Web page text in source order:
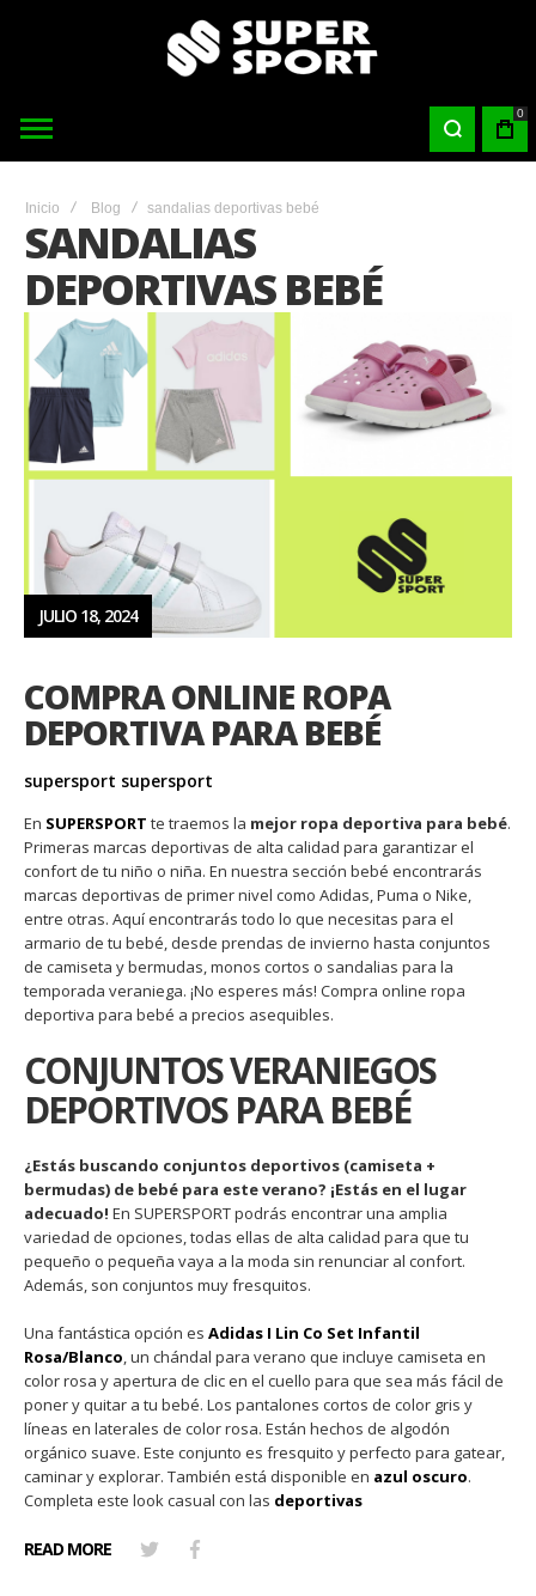
0
Inicio Blog sandalias deportivas bebé
SANDALIAS
DEPORTIVAS BEBÉ
JULIO 18, 2024
COMPRA ONLINE ROPA
DEPORTIVA PARA BEBÉ
supersport supersport
En SUPERSPORT te traemos la mejor ropa deportiva para bebé.
Primeras marcas deportivas de alta calidad para garantizar el
confort de tu niño o niña. En nuestra sección bebé encontrarás
marcas deportivas de primer nivel como Adidas, Puma o Nike,
entre otras. Aquí encontrarás todo lo que necesitas para el
armario de tu bebé, desde prendas de invierno hasta conjuntos
de camiseta y bermudas, monos cortos o sandalias para la
temporada veraniega. ¡No esperes más! Compra online ropa
deportiva para bebé a precios asequibles.
CONJUNTOS VERANIEGOS
DEPORTIVOS PARA BEBÉ
¿Estás buscando conjuntos deportivos (camiseta +
bermudas) de bebé para este verano? ¡Estás en el lugar
adecuado! En SUPERSPORT podrás encontrar una amplia
variedad de opciones, todas ellas de alta calidad para que tu
pequeño o pequeña vaya a la moda sin renunciar al confort.
Además, son conjuntos muy fresquitos.
Una fantástica opción es Adidas I Lin Co Set Infantil
Rosa/Blanco, un chándal para verano que incluye camiseta en
color rosa y apertura de clic en el cuello para que sea más fácil de
poner y quitar a tu bebé. Los pantalones cortos de color gris y
líneas en laterales de color rosa. Están hechos de algodón
orgánico suave. Este conjunto es fresquito y perfecto para gatear,
caminar y explorar. También está disponible en azul oscuro.
Completa este look casual con las deportivas
READ MORE